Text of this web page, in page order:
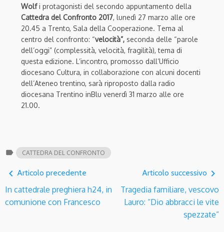
Wolfi protagonisti del secondo appuntamento della
Cattedra del Confronto 2017, lunedì 27 marzo alle ore
20.45 a Trento, Sala della Cooperazione. Tema al
centro del confronto: “velocità”, seconda delle “parole
dell’oggi” (complessità, velocità, fragilità), tema di
questa edizione. L’incontro, promosso dall’Ufficio
diocesano Cultura, in collaborazione con alcuni docenti
dell’Ateneo trentino, sarà riproposto dalla radio
diocesana Trentino inBlu venerdì 31 marzo alle ore
21.00.
label CATTEDRA DEL CONFRONTO
navigate_before Articolo precedente
In cattedrale preghiera h24, in
comunione con Francesco
Articolo successivo navigate_next
Tragedia familiare, vescovo
Lauro: “Dio abbracci le vite
spezzate”